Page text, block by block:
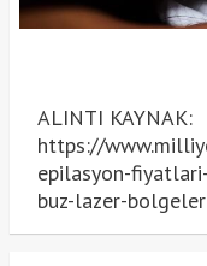
ALINTI KAYNAK:
https://
epilasyon-
buz-lazer-